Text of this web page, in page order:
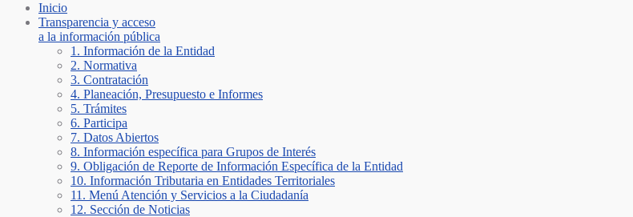
Inicio
Transparencia y acceso
a la información pública
1. Información de la Entidad
2. Normativa
3. Contratación
4. Planeación, Presupuesto e Informes
5. Trámites
6. Participa
7. Datos Abiertos
8. Información específica para Grupos de Interés
9. Obligación de Reporte de Información Específica de la Entidad
10. Información Tributaria en Entidades Territoriales
11. Menú Atención y Servicios a la Ciudadanía
12. Sección de Noticias